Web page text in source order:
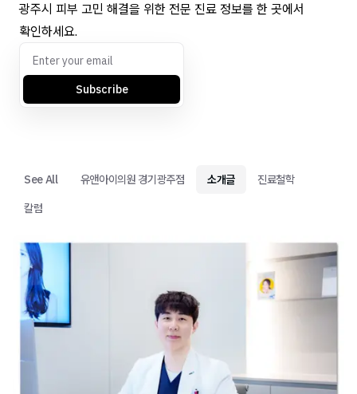
광주시 피부 고민 해결을 위한 전문 진료 정보를 한 곳에서
확인하세요.
Subscribe
See All 유앤아이의원 경기광주점 소개글
진료철학
칼럼